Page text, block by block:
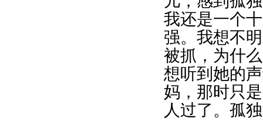
我还是一个
强。我想不
被抓，为什
想听到她的
妈，那时只
人过了。孤